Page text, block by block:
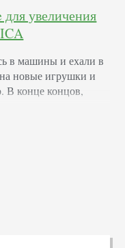
увеличения
в машины и ехали в
новые игрушки и
В конце концов,